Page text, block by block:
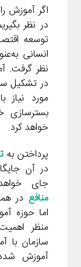
اگر آموزش
در نظر
توسعه
انسانی
نظر گرفت.
در تشکیل
مورد نیاز
بسترسازی
خواهد کرد.
پرداختن به
در آن
جای
منافع در
اما حوزه
منظر
سازمان با
آموزش